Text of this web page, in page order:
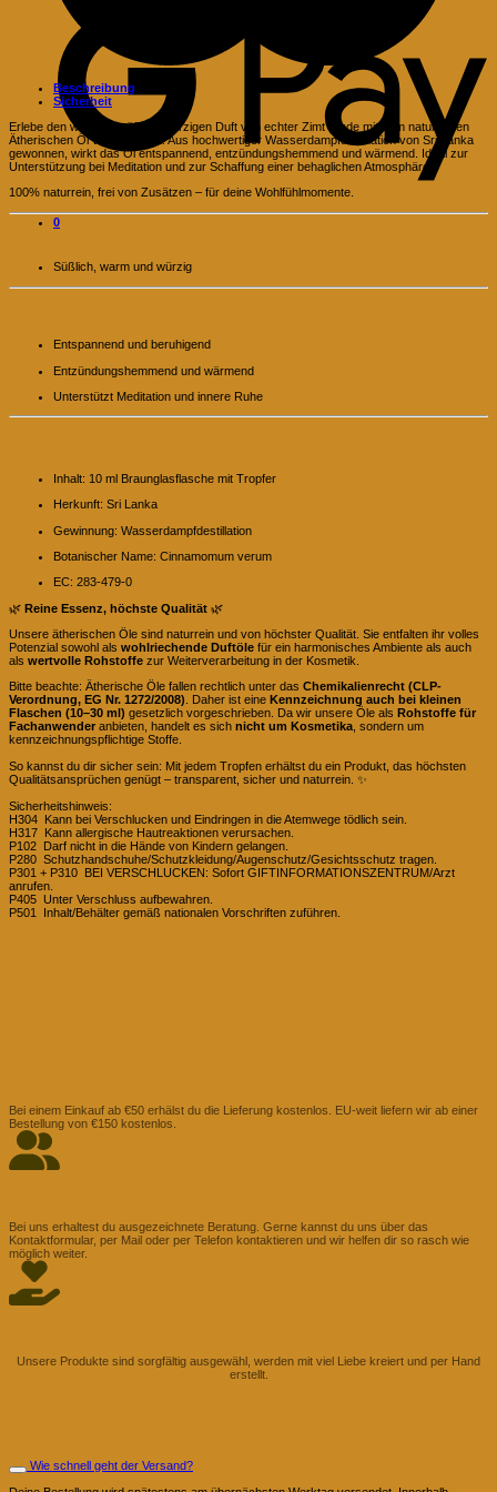
0
Beschreibung
Sicherheit
Erlebe den warmen, süßlich-würzigen Duft von echter Zimt Rinde mit dem naturreinen
Ätherischen Öl von Evomina. Aus hochwertiger Wasserdampfdestillation von Sri Lanka
gewonnen, wirkt das Öl entspannend, entzündungshemmend und wärmend. Ideal zur
Unterstützung bei Meditation und zur Schaffung einer behaglichen Atmosphäre.
100% naturrein, frei von Zusätzen – für deine Wohlfühlmomente.
Süßlich, warm und würzig
Entspannend und beruhigend
Entzündungshemmend und wärmend
Unterstützt Meditation und innere Ruhe
Inhalt: 10 ml Braunglasflasche mit Tropfer
Herkunft: Sri Lanka
Gewinnung: Wasserdampfdestillation
Botanischer Name: Cinnamomum verum
EC: 283-479-0
🌿 Reine Essenz, höchste Qualität 🌿
Unsere ätherischen Öle sind naturrein und von höchster Qualität. Sie entfalten ihr volles
Potenzial sowohl als wohlriechende Duftöle für ein harmonisches Ambiente als auch
als wertvolle Rohstoffe zur Weiterverarbeitung in der Kosmetik.
Bitte beachte: Ätherische Öle fallen rechtlich unter das Chemikalienrecht (CLP-
Verordnung, EG Nr. 1272/2008) . Daher ist eine Kennzeichnung auch bei kleinen
Flaschen (10–30 ml) gesetzlich vorgeschrieben. Da wir unsere Öle als Rohstoffe für
Fachanwender anbieten, handelt es sich nicht um Kosmetika , sondern um
kennzeichnungspflichtige Stoffe.
So kannst du dir sicher sein: Mit jedem Tropfen erhältst du ein Produkt, das höchsten
Qualitätsansprüchen genügt – transparent, sicher und naturrein. ✨
Sicherheitshinweis:
H304 Kann bei Verschlucken und Eindringen in die Atemwege tödlich sein.
H317 Kann allergische Hautreaktionen verursachen.
P102 Darf nicht in die Hände von Kindern gelangen.
P280 Schutzhandschuhe/Schutzkleidung/Augenschutz/Gesichtsschutz tragen.
P301 + P310 BEI VERSCHLUCKEN: Sofort GIFTINFORMATIONSZENTRUM/Arzt
anrufen.
P405 Unter Verschluss aufbewahren.
P501 Inhalt/Behälter gemäß nationalen Vorschriften zuführen.
Bei einem Einkauf ab €50 erhälst du die Lieferung kostenlos. EU-weit liefern wir ab einer
Bestellung von €150 kostenlos.
Bei uns erhaltest du ausgezeichnete Beratung. Gerne kannst du uns über das
Kontaktformular, per Mail oder per Telefon kontaktieren und wir helfen dir so rasch wie
möglich weiter.
Unsere Produkte sind sorgfältig ausgewähl, werden mit viel Liebe kreiert und per Hand
erstellt.
Wie schnell geht der Versand?